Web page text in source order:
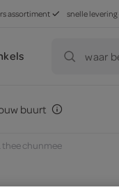
assortiment snelle levering
waar
buurt
thee chunmee